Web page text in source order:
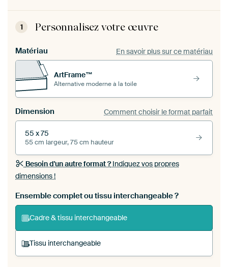
1 Personnalisez votre œuvre
Matériau En savoir plus sur ce matériau
ArtFrame™
Alternative moderne à la toile
Dimension Comment choisir le format parfait
55 x 75
55 cm largeur, 75 cm hauteur
Besoin d'un autre format ?Indiquez vos propres
dimensions !
Ensemble complet ou tissu interchangeable ?
Cadre & tissu interchangeable
Tissu interchangeable